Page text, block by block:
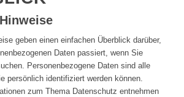
geben einen einfachen Überblick darüber,
Daten passiert, wenn Sie
Personenbezogene Daten sind alle
persönlich identifiziert werden können.
zum Thema Datenschutz entnehmen